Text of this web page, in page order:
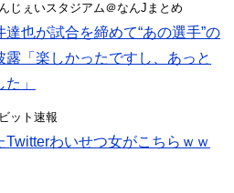
じぇいスタジアム＠なんJまとめ
達也が試合を締めて“あの選手”の
「楽しかったですし、あっと
」
ット速報
Twitterわいせつ女がこちらｗｗ